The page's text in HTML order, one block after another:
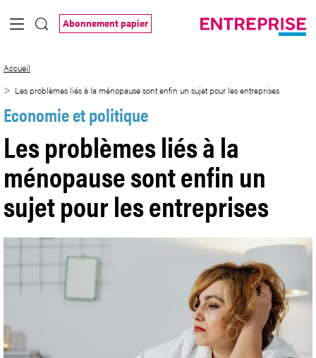
Saut au contenu principal
Abonnement papier
Accueil
Les problèmes liés à la ménopause sont enfin un sujet pour les entreprises
Economie et politique
Les problèmes liés à la
ménopause sont enfin un
sujet pour les entreprises